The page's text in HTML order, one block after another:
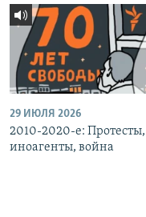
29 ИЮЛЯ 2026
2010-2020-е: Протесты,
иноагенты, война